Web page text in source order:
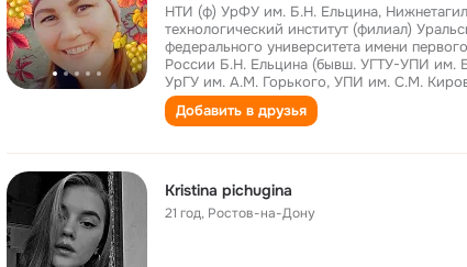
НТИ (ф) УрФУ им. Б.Н. Ельцина,
технологический институт (филиал)
федерального университета имени
России Б.Н. Ельцина (бывш. УГТУ-УПИ им.
УрГУ им. А.М. Горького, УПИ им. С.М.
Добавить в друзья
Kristina pichugina
21 год, Ростов-на-Дону